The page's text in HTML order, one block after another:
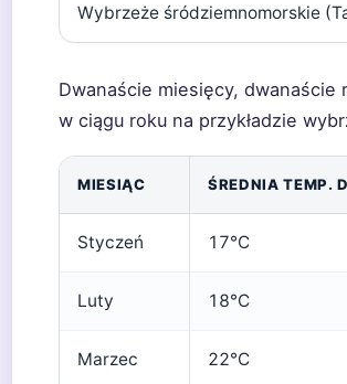
Wybrzeże śródziemnomorskie
Dwanaście miesięcy,
w ciągu roku na przykładzie
MIESIĄC ŚREDNIA TEMP.
Styczeń 17°C
Luty 18°C
Marzec 22°C